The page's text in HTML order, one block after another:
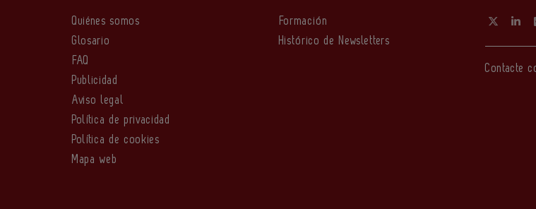
Quiénes somos
Glosario
FAQ
Publicidad
Aviso legal
Política de privacidad
Política de cookies
Mapa web
Formación
Histórico de Newsletters
Contacte